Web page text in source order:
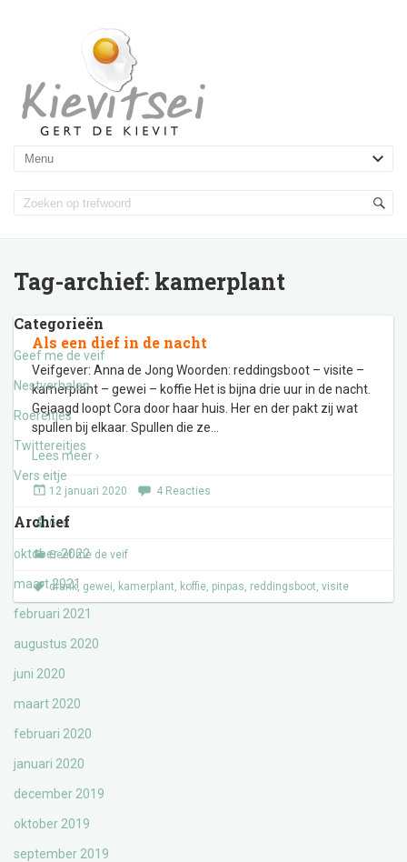
Tag-archief: kamerplant
Categorieën
Geef me de veif
Nestverhalen
Roereitjes
Twittereitjes
Vers eitje
Archief
oktober 2022
maart 2021
februari 2021
augustus 2020
juni 2020
maart 2020
februari 2020
januari 2020
december 2019
oktober 2019
september 2019
Als een dief in de nacht
Veifgever: Anna de Jong Woorden: reddingsboot – visite –
kamerplant – gewei – koffie Het is bijna drie uur in de nacht.
Gejaagd loopt Cora door haar huis. Her en der pakt zij wat
spullen bij elkaar. Spullen die ze
Lees meer ›
12 januari 2020 4 Reacties
Gert
Geef me de veif
drank, gewei, kamerplant, koffie, pinpas, reddingsboot, visite